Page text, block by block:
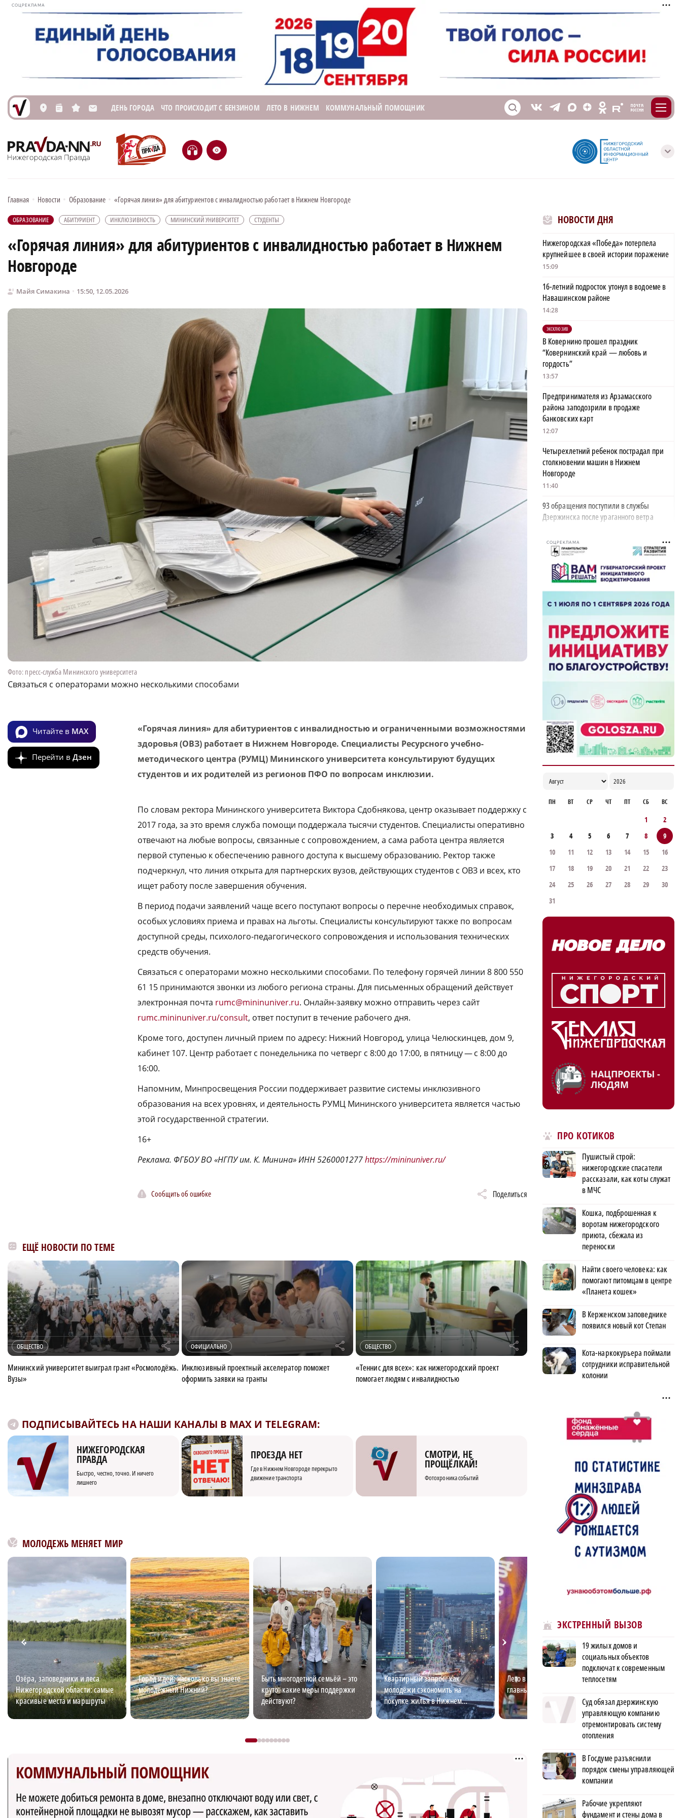
СОЦРЕКЛАМА
L n s M ДЕНЬ ГОРОДА ЧТО ПРОИСХОДИТ С БЕНЗИНОМ ЛЕТО В НИЖНЕМ КОММУНАЛЬНЫЙ ПОМОЩНИК S V T X Z O E m
H e с
Главная • Новости • Образование • «Горячая линия» для абитуриентов с инвалидностью работает в Нижнем Новгороде
ОБРАЗОВАНИЕ АБИТУРИЕНТ ИНКЛЮЗИВНОСТЬ МИНИНСКИЙ УНИВЕРСИТЕТ СТУДЕНТЫ
«Горячая линия» для абитуриентов с инвалидностью работает в Нижнем
Новгороде
Майя Симакина 15:50, 12.05.2026
Фото: пресс-служба Мининского университета
Связаться с операторами можно несколькими способами
Читайте в MAX
Перейти в Дзен
«Горячая линия» для абитуриентов с инвалидностью и ограниченными возможностями
здоровья (ОВЗ) работает в Нижнем Новгороде. Специалисты Ресурсного учебно-
методического центра (РУМЦ) Мининского университета консультируют будущих
студентов и их родителей из регионов ПФО по вопросам инклюзии.
По словам ректора Мининского университета Виктора Сдобнякова, центр оказывает поддержку с
2017 года, за это время служба помощи поддержала тысячи студентов. Специалисты оперативно
отвечают на любые вопросы, связанные с сопровождением, а сама работа центра является
первой ступенью к обеспечению равного доступа к высшему образованию. Ректор также
подчеркнул, что линия открыта для партнерских вузов, действующих студентов с ОВЗ и всех, кто
ищет работу после завершения обучения.
В период подачи заявлений чаще всего поступают вопросы о перечне необходимых справок,
особых условиях приема и правах на льготы. Специалисты консультируют также по вопросам
доступной среды, психолого-педагогического сопровождения и использования технических
средств обучения.
Связаться с операторами можно несколькими способами. По телефону горячей линии 8 800 550
61 15 принимаются звонки из любого региона страны. Для письменных обращений действует
электронная почта rumc@mininuniver.ru. Онлайн-заявку можно отправить через сайт
rumc.mininuniver.ru/consult, ответ поступит в течение рабочего дня.
Кроме того, доступен личный прием по адресу: Нижний Новгород, улица Челюскинцев, дом 9,
кабинет 107. Центр работает с понедельника по четверг с 8:00 до 17:00, в пятницу — с 8:00 до
16:00.
Напомним, Минпросвещения России поддерживает развитие системы инклюзивного
образования на всех уровнях, и деятельность РУМЦ Мининского университета является частью
этой государственной стратегии.
16+
Реклама. ФГБОУ ВО «НГПУ им. К. Минина» ИНН 5260001277https://mininuniver.ru/
Сообщить об ошибке Поделиться
ЕЩЁ НОВОСТИ ПО ТЕМЕ
ОБЩЕСТВО r
Мининский университет выиграл грант «Росмолодёжь.
Вузы»
ОФИЦИАЛЬНО r
Инклюзивный проектный акселератор поможет
оформить заявки на гранты
ОБЩЕСТВО r
«Теннис для всех»: как нижегородский проект
помогает людям с инвалидностью
ПОДПИСЫВАЙТЕСЬ НА НАШИ КАНАЛЫ В MAX И TELEGRAM:
НИЖЕГОРОДСКАЯ
ПРАВДА
Быстро, честно, точно. И ничего
лишнего
ПРОЕЗДА НЕТ
Где в Нижнем Новгороде перекрыто
движение транспорта
СМОТРИ, НЕ
ПРОЩЁЛКАЙ!
Фотохроника событий
МОЛОДЕЖЬ МЕНЯЕТ МИР
Озёра, заповедники и леса
Нижегородской области: самые
красивые места и маршруты
Город идей: насколько вы знаете
молодёжный Нижний?
Быть многодетной семьёй – это
круто: какие меры поддержки
действуют?
Квартирный запрос: как
молодёжи сэкономить на
покупке жилья в Нижнем
Новгороде
Лето в Нижнем: что ты знаешь о
главных событиях?
Новгорода
НОВОСТИ ДНЯ
Нижегородская «Победа» потерпела
крупнейшее в своей истории поражение
15:09
16-летний подросток утонул в водоеме в
Навашинском районе
14:28
ЭКСКЛЮЗИВ
В Ковернино прошел праздник
“Ковернинский край — любовь и
гордость”
13:57
Предпринимателя из Арзамасского
района заподозрили в продаже
банковских карт
12:07
Четырехлетний ребенок пострадал при
столкновении машин в Нижнем
Новгороде
11:40
93 обращения поступили в службы
Дзержинска после ураганного ветра
350 пар поженились в Нижегородской
области в «красивую дату»
10:05
Деревянное здание загорелось от удара
молнии в Борском районе
09:42
Глеб Никитин обратился к строителям в
День строителя
06:00
ФК «Нижний Новгород» одержал пятую
победу подряд
21:08
СОЦРЕКЛАМА
ПН ВТ СР ЧТ ПТ СБ ВС
1
2
3
4 5 6 7 8
9
10
11 12 13 14 15
16
17
18 19 20 21 22
23
24
25 26 27 28 29
30
31
НАЦПРОЕКТЫ -
ЛЮДЯМ
ПРО КОТИКОВ
Пушистый строй:
нижегородские спасатели
рассказали, как коты служат
в МЧС
Кошка, подброшенная к
воротам нижегородского
приюта, сбежала из
переноски
Найти своего человека: как
помогают питомцам в центре
«Планета кошек»
В Керженском заповеднике
появился новый кот Степан
Кота-наркокурьера поймали
сотрудники исправительной
колонии
ЭКСТРЕННЫЙ ВЫЗОВ
19 жилых домов и
социальных объектов
подключат к современным
теплосетям
Суд обязал дзержинскую
управляющую компанию
отремонтировать систему
отопления
В Госдуме разъяснили
порядок смены управляющей
компании
Рабочие укрепляют
фундамент и стены дома в